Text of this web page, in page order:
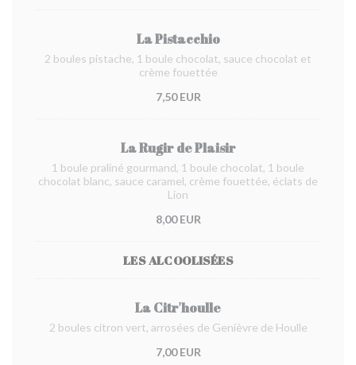
La Pistacchio
2 boules pistache, 1 boule chocolat, sauce chocolat et
crème fouettée
7,50 EUR
La Rugir de Plaisir
1 boule praliné gourmand, 1 boule chocolat, 1 boule
chocolat blanc, sauce caramel, crème fouettée, éclats de
Lion
8,00 EUR
LES ALCOOLISÉES
La Citr'houlle
2 boules citron vert, arrosées de Genièvre de Houlle
7,00 EUR